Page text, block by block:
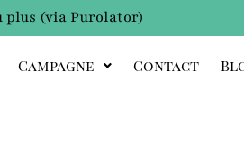
plus (via Purolator)
Campagne Contact